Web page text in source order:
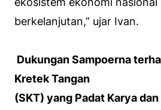
berkelanjutan,” ujar Ivan.
Dukungan Sampoerna
Kretek Tangan
(SKT) yang Padat Karya